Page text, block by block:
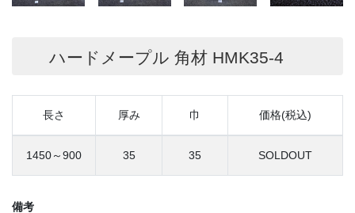
ハードメープル 角材 HMK35-4
長さ 厚み 巾 価格(税込)
1450～900 35 35 SOLDOUT
備考